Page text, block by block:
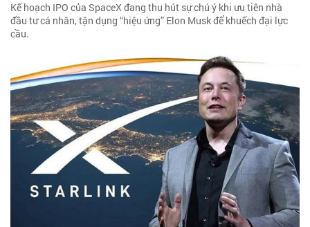
Kế hoạch IPO của SpaceX đang thu hút sự chú ý khi ưu tiên nhà
đầu tư cá nhân, tận dụng “hiệu ứng” Elon Musk để khuếch đại lực
cầu.